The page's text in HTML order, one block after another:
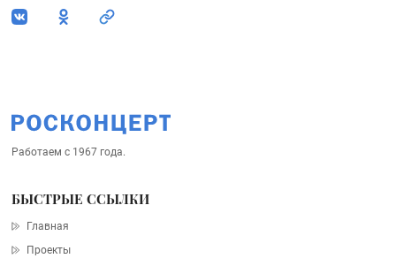
Работаем с 1967 года.
БЫСТРЫЕ ССЫЛКИ
Главная
Проекты